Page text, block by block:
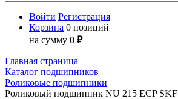
Войти Регистрация
Корзина 0 позиций
на сумму 0 ₽
Главная страница
Каталог подшипников
Роликовые подшипники
Роликовый подшипник NU 215 ECP SKF